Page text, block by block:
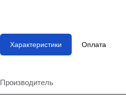
Характеристики Оплата
Производитель